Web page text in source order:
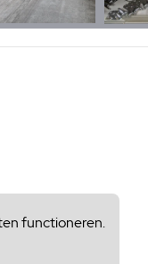
functioneren.